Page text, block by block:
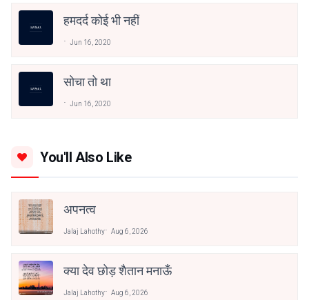
हमदर्द कोई भी नहीं
Jun 16, 2020
सोचा तो था
Jun 16, 2020
You'll Also Like
अपनत्व
Jalaj Lahothy Aug 6, 2026
क्या देव छोड़ शैतान मनाऊँ
Jalaj Lahothy Aug 6, 2026